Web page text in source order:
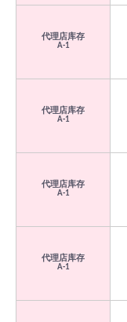
代理店库存
A-1
代理店库存
A-1
代理店库存
A-1
代理店库存
A-1